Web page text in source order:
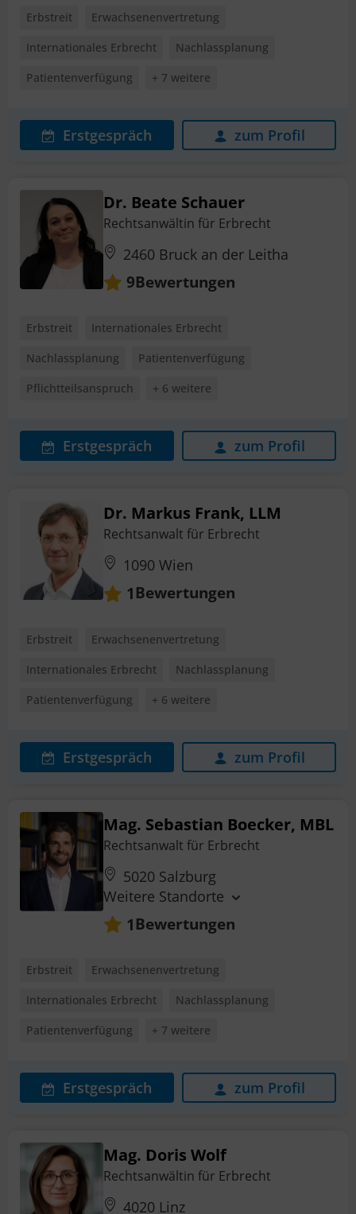
Erbstreit
Erwachsenenvertretung
Internationales Erbrecht
Nachlassplanung
Patientenverfügung
+ 7 weitere
Erstgespräch zum Profil
Dr. Beate Schauer
Rechtsanwältin für Erbrecht
2460 Bruck an der Leitha
9Bewertungen
Erbstreit
Internationales Erbrecht
Nachlassplanung
Patientenverfügung
Pflichtteilsanspruch
+ 6 weitere
Erstgespräch zum Profil
Dr. Markus Frank, LLM
Rechtsanwalt für Erbrecht
1090 Wien
1Bewertungen
Erbstreit
Erwachsenenvertretung
Internationales Erbrecht
Nachlassplanung
Patientenverfügung
+ 6 weitere
Erstgespräch zum Profil
Mag. Sebastian Boecker, MBL
Rechtsanwalt für Erbrecht
5020 Salzburg
Weitere Standorte
1Bewertungen
Erbstreit
Erwachsenenvertretung
Internationales Erbrecht
Nachlassplanung
Patientenverfügung
+ 7 weitere
Erstgespräch zum Profil
Mag. Doris Wolf
Rechtsanwältin für Erbrecht
4020 Linz